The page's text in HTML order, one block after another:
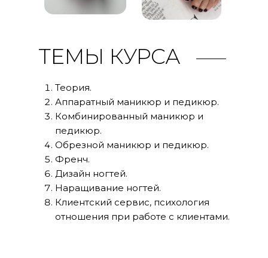
Теория.
Аппаратный маникюр и педикюр.
Комбинированный маникюр и
педикюр.
Обрезной маникюр и педикюр.
Френч.
Дизайн ногтей.
Наращивание ногтей.
Клиентский сервис, психология
отношения при работе с клиентами.
ТЕМЫ КУРСА